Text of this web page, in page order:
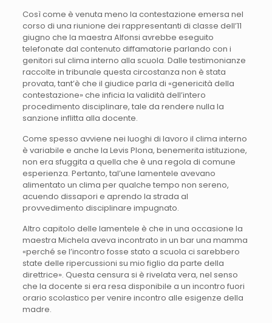
Così come è venuta meno la contestazione emersa nel
corso di una riunione dei rappresentanti di classe dell’11
giugno che la maestra Alfonsi avrebbe eseguito
telefonate dal contenuto diffamatorie parlando con i
genitori sul clima interno alla scuola. Dalle testimonianze
raccolte in tribunale questa circostanza non è stata
provata, tant’è che il giudice parla di «genericità della
contestazione» che inficia la validità dell’intero
procedimento disciplinare, tale da rendere nulla la
sanzione inflitta alla docente.
Come spesso avviene nei luoghi di lavoro il clima interno
è variabile e anche la Levis Plona, benemerita istituzione,
non era sfuggita a quella che è una regola di comune
esperienza. Pertanto, tal’une lamentele avevano
alimentato un clima per qualche tempo non sereno,
acuendo dissapori e aprendo la strada al
provvedimento disciplinare impugnato.
Altro capitolo delle lamentele è che in una occasione la
maestra Michela aveva incontrato in un bar una mamma
«perché se l’incontro fosse stato a scuola ci sarebbero
state delle ripercussioni su mio figlio da parte della
direttrice». Questa censura si è rivelata vera, nel senso
che la docente si era resa disponibile a un incontro fuori
orario scolastico per venire incontro alle esigenze della
madre.